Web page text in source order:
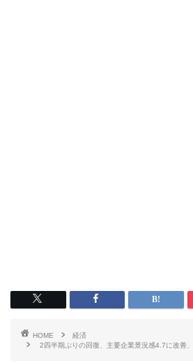
HOME
経済
2四半期ぶりの回復、主要企業景況感4.7に改善